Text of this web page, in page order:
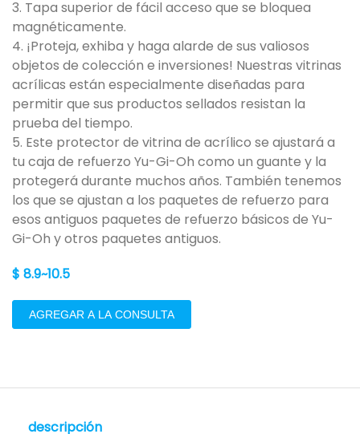
3. Tapa superior de fácil acceso que se bloquea
magnéticamente.
4. ¡Proteja, exhiba y haga alarde de sus valiosos
objetos de colección e inversiones! Nuestras vitrinas
acrílicas están especialmente diseñadas para
permitir que sus productos sellados resistan la
prueba del tiempo.
5. Este protector de vitrina de acrílico se ajustará a
tu caja de refuerzo Yu-Gi-Oh como un guante y la
protegerá durante muchos años. También tenemos
los que se ajustan a los paquetes de refuerzo para
esos antiguos paquetes de refuerzo básicos de Yu-
Gi-Oh y otros paquetes antiguos.
$ 8.9~10.5
AGREGAR A LA CONSULTA
descripción